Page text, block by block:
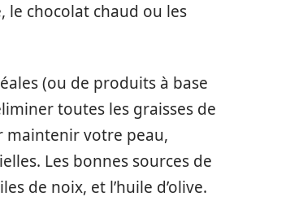
le chocolat chaud ou les
(ou de produits à base
toutes les graisses de
maintenir votre peau,
Les bonnes sources de
de noix, et l’huile d’olive.